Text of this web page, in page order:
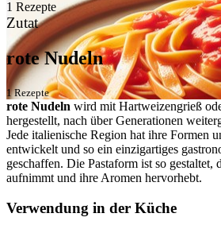
1 Rezepte
Zutat
rote Nudeln
1 Rezepte
rote Nudeln wird mit Hartweizengrieß
hergestellt, nach über Generationen
Jede italienische Region hat ihre Formen
entwickelt und so ein einzigartiges
geschaffen. Die Pastaform ist so gestaltet,
aufnimmt und ihre Aromen hervorhebt.
Verwendung in der Küche